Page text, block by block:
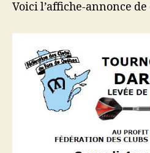
Voici l’affiche-annonce